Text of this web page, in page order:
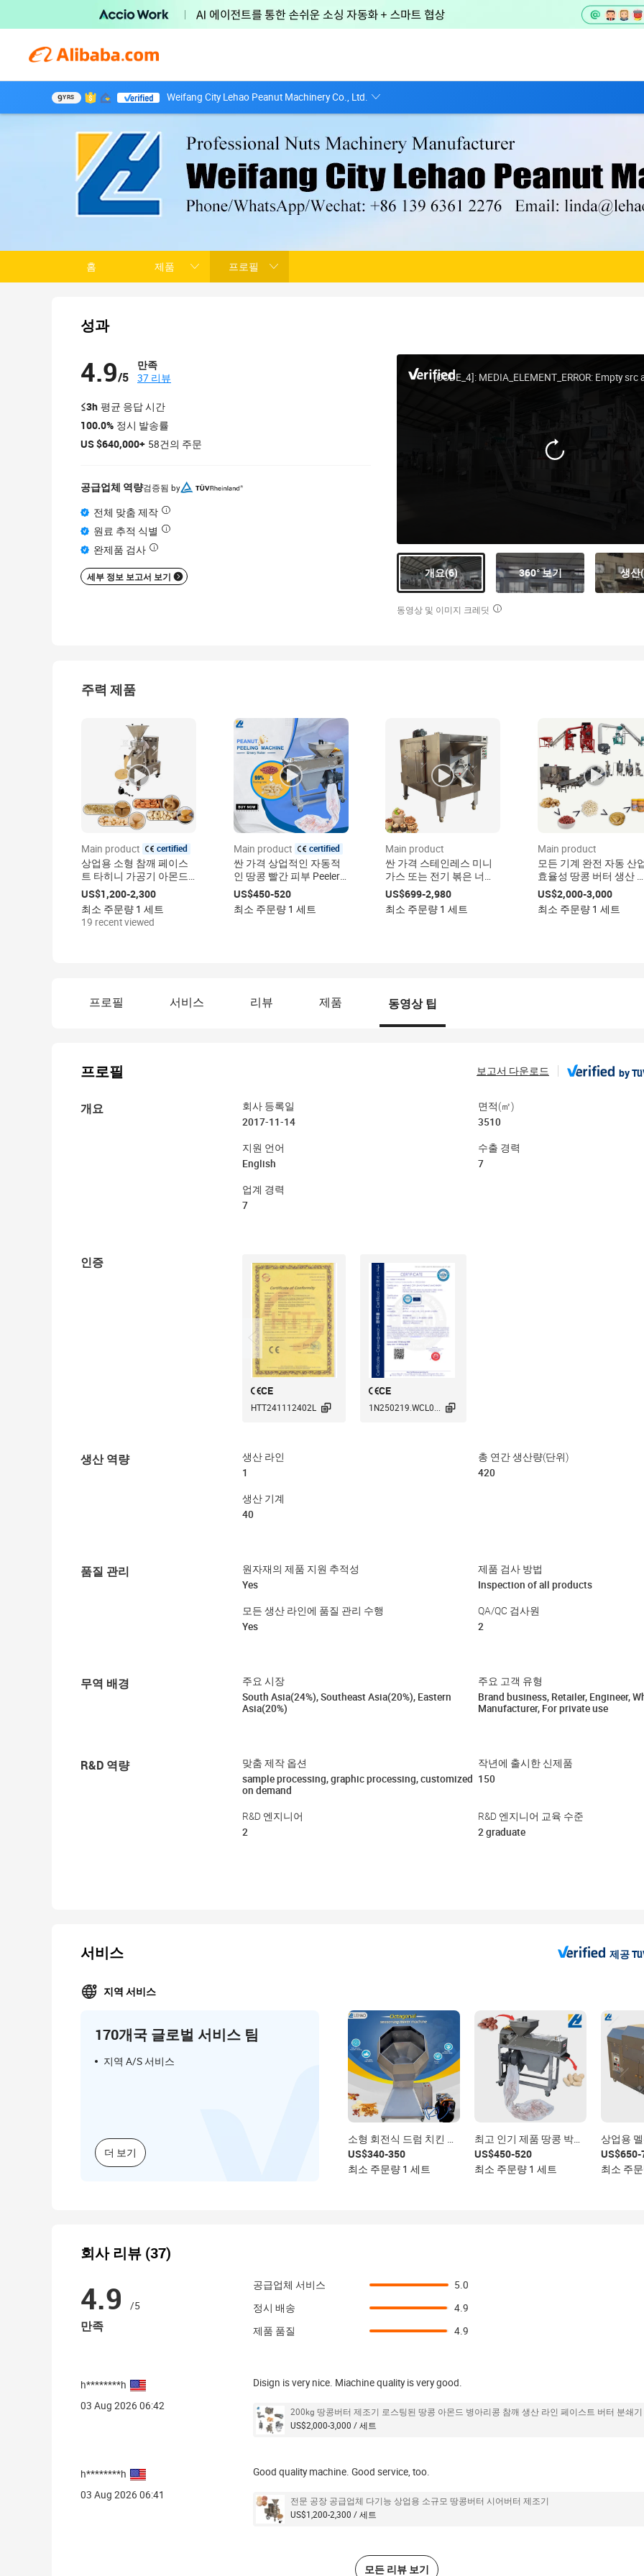
9YRS Weifang City Lehao Peanut Machinery Co., Ltd.
홈 제품 프로필
성과
4.9/5
만족
37 리뷰
≤3h 평균 응답 시간
100.0% 정시 발송률
US $640,000+ 58건의 주문
공급업체 역량검증됨 by
전체 맞춤 제작
원료 추적 식별
완제품 검사
세부 정보 보고서 보기
[CODE_4]: MEDIA_ELEMENT_ERROR: Empty src
개요(6) 360° 보기 생산
동영상 및 이미지 크레딧
주력 제품
Main product
certified
상업용 소형 참깨 페이스
트 타히니 가공기 아몬드
캐슈 분쇄 콜로이드 밀 땅
콩버터 제조기
US$1,200-2,300
최소 주문량 1 세트
19 recent viewed
Main product
certified
싼 가격 상업적인 자동적
인 땅콩 빨간 피부 Peeler
건조한 땅콩 껍질을 벗김
기계
US$450-520
최소 주문량 1 세트
Main product
싼 가격 스테인레스 미니
가스 또는 전기 볶은 너트
땅콩 구이 기계
US$699-2,980
최소 주문량 1 세트
Main product
모든 기계 완전 자동 산
효율성 땅콩 버터 생산 라
인
US$2,000-3,000
최소 주문량 1 세트
프로필 서비스 리뷰 제품 동영상 팁
프로필 보고서 다운로드 by
개요
회사 등록일
2017-11-14
면적(㎡)
3510
지원 언어
English
수출 경력
7
업계 경력
7
인증
CE
HTT241112402L 
CE
1N250219.WCL0... 
생산 역량
생산 라인
1
총 연간 생산량(단위)
420
생산 기계
40
품질 관리
원자재의 제품 지원 추적성
Yes
제품 검사 방법
Inspection of all products
모든 생산 라인에 품질 관리 수행
Yes
QA/QC 검사원
2
무역 배경
주요 시장
South Asia(24%), Southeast Asia(20%), Eastern
Asia(20%)
주요 고객 유형
Brand business, Retailer, Engineer,
Manufacturer, For private use
R&D 역량
맞춤 제작 옵션
sample processing, graphic processing, customized
on demand
작년에 출시한 신제품
150
R&D 엔지니어
2
R&D 엔지니어 교육 수준
2 graduate
서비스 제공
지역 서비스
170개국 글로벌 서비스 팀
지역 A/S 서비스
더 보기
소형 회전식 드럼 치킨 감
자칩 튀김 스낵 식품 팔각
형 향료 믹서 캐슈넛 땅콩
코팅 시즈닝 기계
US$340-350
최소 주문량 1 세트
최고 인기 제품 땅콩 박피
기 땅콩 개암 캐슈넛 탈피
장비 코코아 분쇄기
US$450-520
최소 주문량 1 세트
상업용 멜
기계 아몬
터 소형
US$650-
최소 주
회사 리뷰 (37)
4.9 /5
만족
공급업체 서비스
5.0
정시 배송
4.9
제품 품질
4.9
h********h
03 Aug 2026 06:42
Disign is very nice. Miachine quality is very good.
200kg 땅콩버터 제조기 로스팅된 땅콩 아몬드 병아리콩 참깨 생산 라인 페이스트 버터 분쇄기
US$2,000-3,000 / 세트
h********h
03 Aug 2026 06:41
Good quality machine. Good service, too.
전문 공장 공급업체 다기능 상업용 소규모 땅콩버터 시어버터 제조기
US$1,200-2,300 / 세트
모든 리뷰 보기